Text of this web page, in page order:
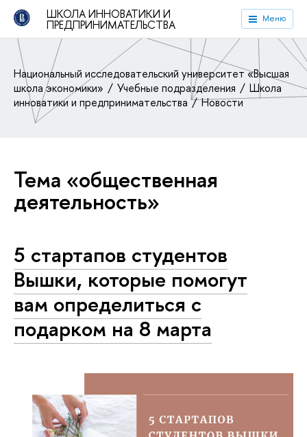
ШКОЛА ИННОВАТИКИ И
ПРЕДПРИНИМАТЕЛЬСТВА Меню
Национальный исследовательский университет «Высшая
школа экономики»
Учебные подразделения
Школа
инноватики и предпринимательства
Новости
Тема «общественная
деятельность»
5 стартапов студентов
Вышки, которые помогут
вам опре­де­лить­ся с
подарком на 8 марта